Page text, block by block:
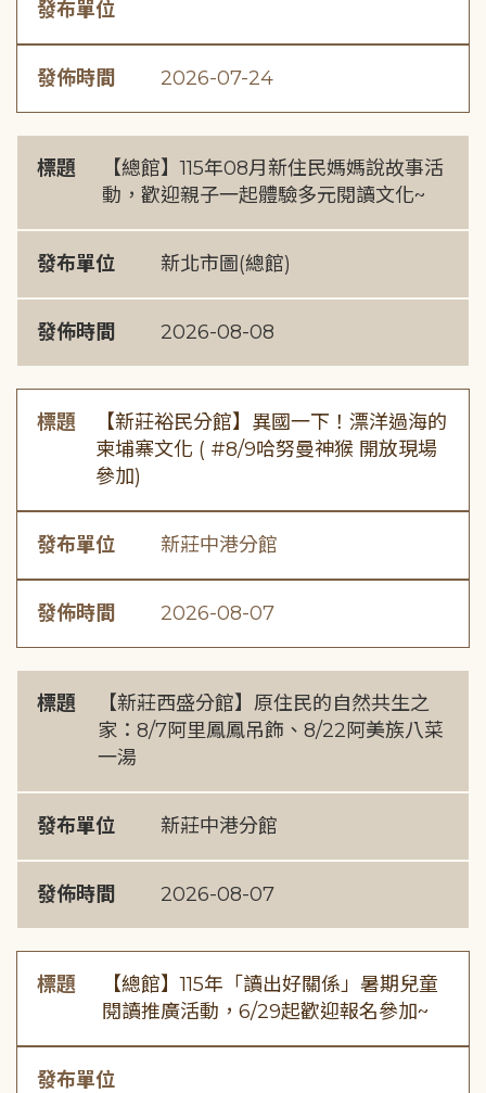
發布單位
發佈時間 2026-07-24
標題
【總館】115年08月新住民媽媽說故事活
動，歡迎親子一起體驗多元閱讀文化~
發布單位 新北市圖(總館)
發佈時間 2026-08-08
標題
【新莊裕民分館】異國一下！漂洋過海的
柬埔寨文化 ( #8/9哈努曼神猴 開放現場
參加)
發布單位 新莊中港分館
發佈時間 2026-08-07
標題
【新莊西盛分館】原住民的自然共生之
家：8/7阿里鳳鳳吊飾、8/22阿美族八菜
一湯
發布單位 新莊中港分館
發佈時間 2026-08-07
標題
【總館】115年「讀出好關係」暑期兒童
閱讀推廣活動，6/29起歡迎報名參加~
發布單位